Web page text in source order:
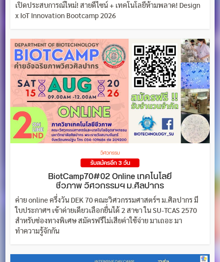
เปิดประสบการณ์ใหม่! สายดีไซน์ + เทคโนโลยีห้ามพลาด! Design
x IoT Innovation Bootcamp 2026
วิศวกรรม
รับสมัครอีก 3 วัน
BiotCamp70#02 Online เทคโนโลยี
ชีวภาพ วิศวกรรมฯ ม.ศิลปากร
ค่าย online ครึ่งวัน DEK 70 คณะวิศวกรรมศาสตร์ฯ ม.ศิลปากร มี
ใบประกาศฯ เข้าค่ายเดียวเลือกยื่นได้ 2 สาขา ใน SU-TCAS 2570
สำหรับช่องทางพิเศษ สมัครฟรีไม่เสียค่าใช้จ่าย มาเถอะ มา
ทำความรู้จักกัน